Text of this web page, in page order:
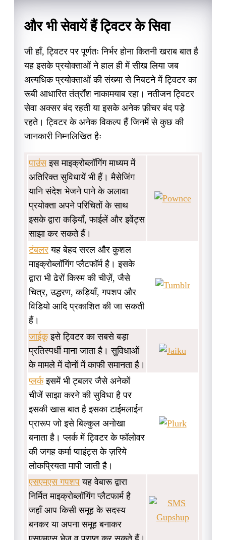
और भी सेवायें हैं ट्विटर के सिवा
जी हाँ, ट्विटर पर पूर्णतः निर्भर होना कितनी खराब बात है
यह इसके प्रयोक्ताओं ने हाल ही में सीख लिया जब
अत्यधिक प्रयोक्ताओं की संख्या से निबटने में ट्विटर का
रूबी आधारित तंत्राँश नाकामयाब रहा। नतीजन ट्विटर
सेवा अक्सर बंद रहती या इसके अनेक फ़ीचर बंद पड़े
रहते। ट्विटर के अनेक विकल्प हैं जिनमें से कुछ की
जानकारी निम्नलिखित हैः
पाउंसइस माइक्रोब्लॉगिंग माध्यम में
अतिरिक्त सुविधायें भी हैं। मैसेजिंग
यानि संदेश भेजने पाने के अलावा
प्रयोक्ता अपने परिचितों के साथ
इसके द्वारा कड़ियाँ, फाईलें और इवेंट्स
साझा कर सकते हैं।
टंबलर यह बेहद सरल और कुशल
माइक्रोब्लॉगिंग प्लैटफॉर्म है। इसके
द्वारा भी ढेरों किस्म की चीज़ें, जैसे
चित्र, उद्धरण, कड़ियाँ, गपशप और
विडियो आदि प्रकाशित की जा सकती
हैं।
जाईकूइसे ट्विटर का सबसे बड़ा
प्रतिस्पर्धी माना जाता है। सुविधाओं
के मामले में दोनों में काफी समानता है।
प्लर्कइसमें भी ट्बलर जैसे अनेकों
चीजें साझा करने की सुविधा है पर
इसकी खास बात है इसका टाईमलाईन
प्रारूप जो इसे बिल्कुल अनोखा
बनाता है। प्लर्क में ट्विटर के फॉलोवर
की जगह कर्मा प्वाइंट्स के ज़रिये
लोकप्रियता मापी जाती है।
एसएमएस गपशप यह वेबारू द्वारा
निर्मित माइक्रोब्लॉगिंग प्लैटफार्म है
जहाँ आप किसी समूह के सदस्य
बनकर या अपना समूह बनाकर